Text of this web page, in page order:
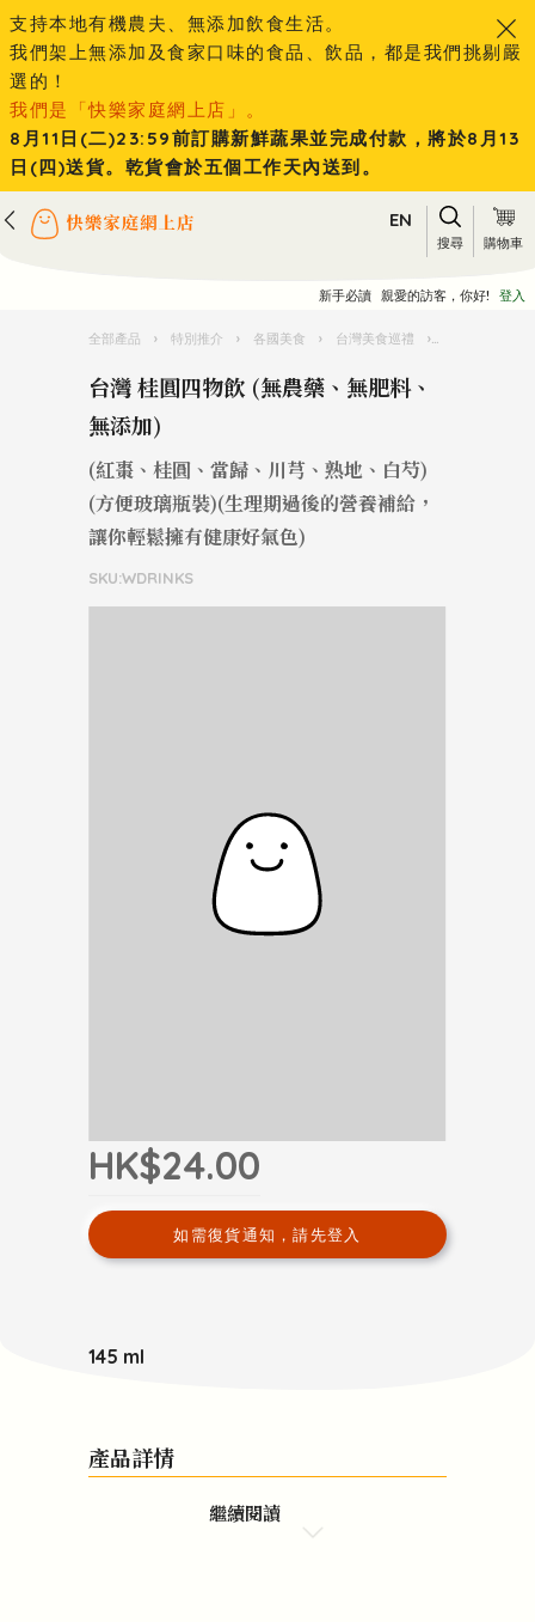
支持本地有機農夫、無添加飲食生活。
我們架上無添加及食家口味的食品、飲品，都是我們挑剔嚴
選的！
我們是「快樂家庭網上店」。
8月11日(二)23:59前訂購新鮮蔬果並完成付款，將於8月13
日(四)送貨。乾貨會於五個工作天內送到。
EN
搜尋 購物車
新手必讀 親愛的訪客，你好! 登入
全部產品 › 特別推介 › 各國美食 › 台灣美食巡禮 ›
台灣 桂圓四物飲 (無農藥、無肥料、
無添加)
(紅棗、桂圓、當歸、川芎、熟地、白芍)
(方便玻璃瓶裝)(生理期過後的營養補給，
讓你輕鬆擁有健康好氣色)
SKU:WDRINKS
HK$24.00
如需復貨通知，請先登入
145 ml
產品詳情
繼續閱讀